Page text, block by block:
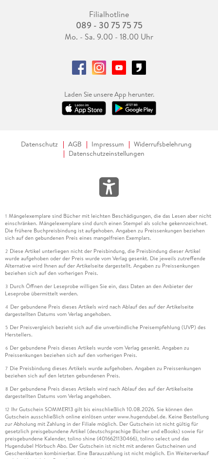
Filialhotline
089 - 30 75 75 75
Mo. - Sa. 9.00 - 18.00 Uhr
Laden Sie unsere App herunter.
Datenschutz AGB Impressum
Widerrufsbelehrung
Datenschutzeinstellungen
1 Mängelexemplare sind Bücher mit leichten Beschädigungen, die das Lesen aber nicht
einschränken. Mängelexemplare sind durch einen Stempel als solche gekennzeichnet.
Die frühere Buchpreisbindung ist aufgehoben. Angaben zu Preissenkungen beziehen
sich auf den gebundenen Preis eines mangelfreien Exemplars.
2 Diese Artikel unterliegen nicht der Preisbindung, die Preisbindung dieser Artikel
wurde aufgehoben oder der Preis wurde vom Verlag gesenkt. Die jeweils zutreffende
Alternative wird Ihnen auf der Artikelseite dargestellt. Angaben zu Preissenkungen
beziehen sich auf den vorherigen Preis.
3 Durch Öffnen der Leseprobe willigen Sie ein, dass Daten an den Anbieter der
Leseprobe übermittelt werden.
4 Der gebundene Preis dieses Artikels wird nach Ablauf des auf der Artikelseite
dargestellten Datums vom Verlag angehoben.
5 Der Preisvergleich bezieht sich auf die unverbindliche Preisempfehlung (UVP) des
Herstellers.
6 Der gebundene Preis dieses Artikels wurde vom Verlag gesenkt. Angaben zu
Preissenkungen beziehen sich auf den vorherigen Preis.
7 Die Preisbindung dieses Artikels wurde aufgehoben. Angaben zu Preissenkungen
beziehen sich auf den letzten gebundenen Preis.
8 Der gebundene Preis dieses Artikels wird nach Ablauf des auf der Artikelseite
dargestellten Datums vom Verlag angehoben.
12 Ihr Gutschein SOMMER13 gilt bis einschließlich 10.08.2026. Sie können den
Gutschein ausschließlich online einlösen unter www.hugendubel.de. Keine Bestellung
zur Abholung mit Zahlung in der Filiale möglich. Der Gutschein ist nicht gültig für
gesetzlich preisgebundene Artikel (deutschsprachige Bücher und eBooks) sowie für
preisgebundene Kalender, tolino shine (4016621130466), tolino select und das
Hugendubel Hörbuch Abo. Der Gutschein ist nicht mit anderen Gutscheinen und
Geschenkkarten kombinierbar. Eine Barauszahlung ist nicht möglich. Ein Weiterverkauf